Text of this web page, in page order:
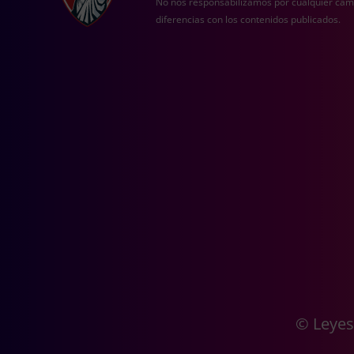
diferencias con los contenidos publicados.
©